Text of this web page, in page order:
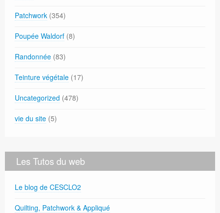
Patchwork (354)
Poupée Waldorf (8)
Randonnée (83)
Teinture végétale (17)
Uncategorized (478)
vie du site (5)
Les Tutos du web
Le blog de CESCLO2
Quilting, Patchwork & Appliqué